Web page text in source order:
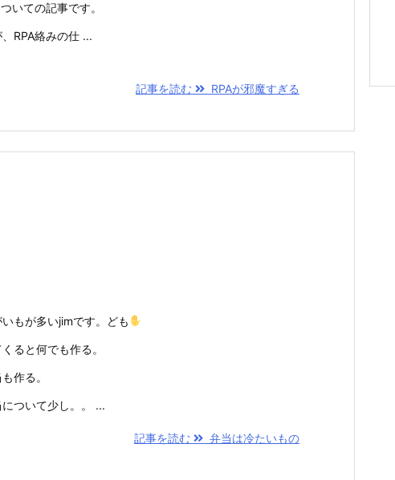
いての記事です。
RPA絡みの仕 ...
記事を読む RPAが邪魔すぎる
もが多いjimです。ども
ると何でも作る。
作る。
ついて少し。。 ...
記事を読む 弁当は冷たいもの